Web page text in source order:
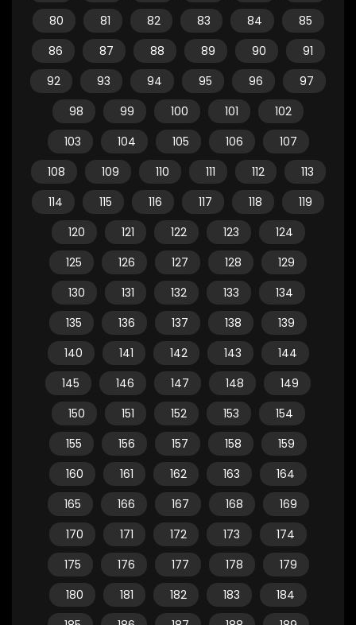
80
81 82 83 84
85
86
87 88 89 90
91
92
93 94 95 96
97
98
99 100 101
102
103
104 105 106
107
108
109 110 111 112
113
114
115 116 117 118
119
120
121 122 123
124
125
126 127 128
129
130
131 132 133
134
135
136 137 138
139
140
141 142 143
144
145
146 147 148
149
150
151 152 153
154
155
156 157 158
159
160
161 162 163
164
165
166 167 168
169
170
171 172 173
174
175
176 177 178
179
180
181 182 183
184